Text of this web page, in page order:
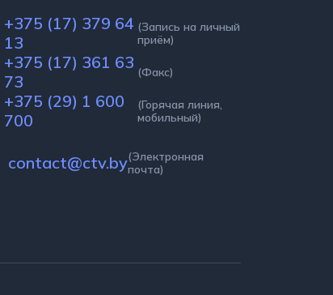
+375 (17) 379 64
13
(Запись на личный
приём)
+375 (17) 361 63
73
(Факс)
+375 (29) 1 600
700
(Горячая линия,
мобильный)
contact@ctv.by(Электронная
почта)